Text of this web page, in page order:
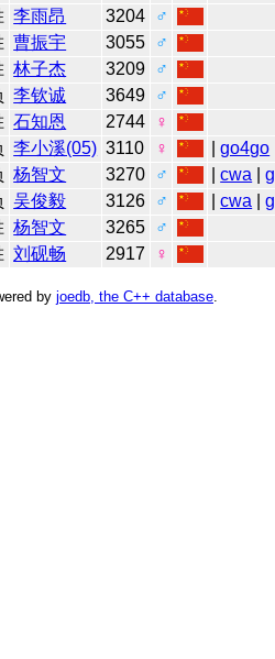
李雨昂 3204
♂
曹振宇 3055
♂
林子杰 3209
♂
李钦诚 3649
♂
石知恩 2744
♀
李小溪(05) 3110 ♀ |go4go
杨智文 3270 ♂ |cwa |
吴俊毅 3126 ♂ |cwa |
杨智文 3265
♂
刘砚畅 2917 ♀
by joedb, the C++ database